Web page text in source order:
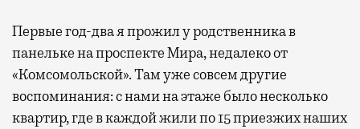
Первые год-два я прожил у родственника в
панельке на проспекте Мира, недалеко от
«Комсомольской». Там уже совсем другие
воспоминания: с нами на этаже было несколько
квартир, где в каждой жили по 15 приезжих наших